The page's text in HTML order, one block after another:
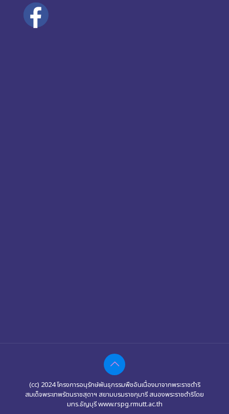
(cc) 2024 โครงการอนุรักษ์พันธุกรรมพืชอันเนื่องมาจากพระราชดำริ
สมเด็จพระเทพรัตนราชสุดาฯ สยามบรมราชกุมารี สนองพระราชดำริโดย
มทร.ธัญบุรี www.rspg.rmutt.ac.th